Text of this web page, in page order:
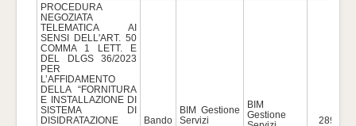
PROCEDURA
NEGOZIATA
TELEMATICA AI
SENSI DELL'ART. 50
COMMA 1 LETT. E
DEL DLGS 36/2023
PER
L’AFFIDAMENTO
DELLA “FORNITURA
E INSTALLAZIONE DI
SISTEMA DI
DISIDRATAZIONE
Bando
BIM Gestione
Servizi
BIM
Gestione